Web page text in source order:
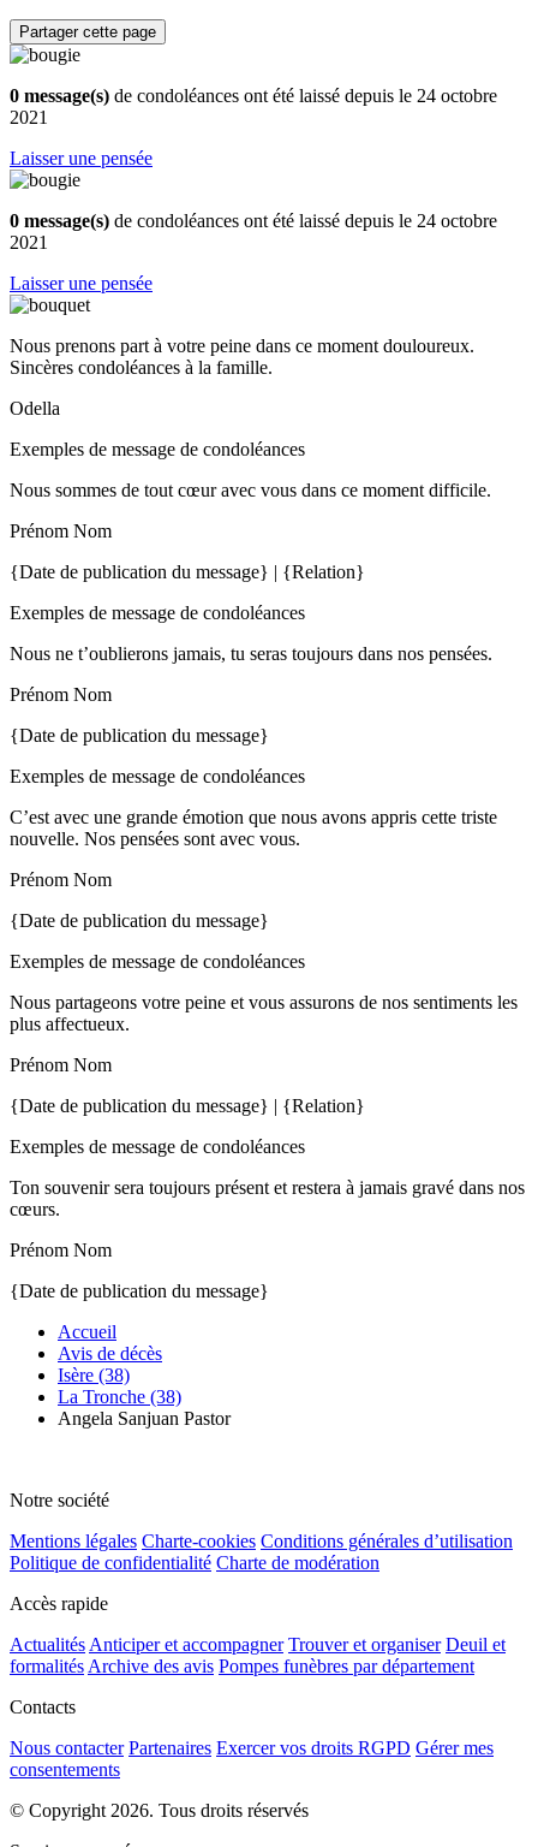
Partager cette page
0 message(s) de condoléances ont été laissé depuis le 24 octobre
2021
Laisser une pensée
0 message(s) de condoléances ont été laissé depuis le 24 octobre
2021
Laisser une pensée
Nous prenons part à votre peine dans ce moment douloureux.
Sincères condoléances à la famille.
Odella
Exemples de message de condoléances
Nous sommes de tout cœur avec vous dans ce moment difficile.
Prénom Nom
{Date de publication du message} | {Relation}
Exemples de message de condoléances
Nous ne t’oublierons jamais, tu seras toujours dans nos pensées.
Prénom Nom
{Date de publication du message}
Exemples de message de condoléances
C’est avec une grande émotion que nous avons appris cette triste
nouvelle. Nos pensées sont avec vous.
Prénom Nom
{Date de publication du message}
Exemples de message de condoléances
Nous partageons votre peine et vous assurons de nos sentiments les
plus affectueux.
Prénom Nom
{Date de publication du message} | {Relation}
Exemples de message de condoléances
Ton souvenir sera toujours présent et restera à jamais gravé dans nos
cœurs.
Prénom Nom
{Date de publication du message}
Accueil
Avis de décès
Isère (38)
La Tronche (38)
Angela Sanjuan Pastor
Notre société
Mentions légales Charte-cookies Conditions générales d’utilisation
Politique de confidentialité Charte de modération
Accès rapide
Actualités Anticiper et accompagner Trouver et organiser Deuil et
formalités Archive des avis Pompes funèbres par département
Contacts
Nous contacter Partenaires Exercer vos droits RGPD Gérer mes
consentements
© Copyright 2026. Tous droits réservés